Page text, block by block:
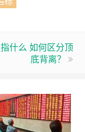
什么 如何区分顶
底背离？